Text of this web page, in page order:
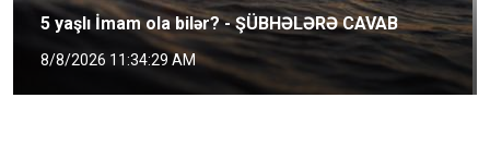
5 yaşlı İmam ola bilər? - ŞÜBHƏLƏRƏ CAVAB
8/8/2026 11:34:29 AM